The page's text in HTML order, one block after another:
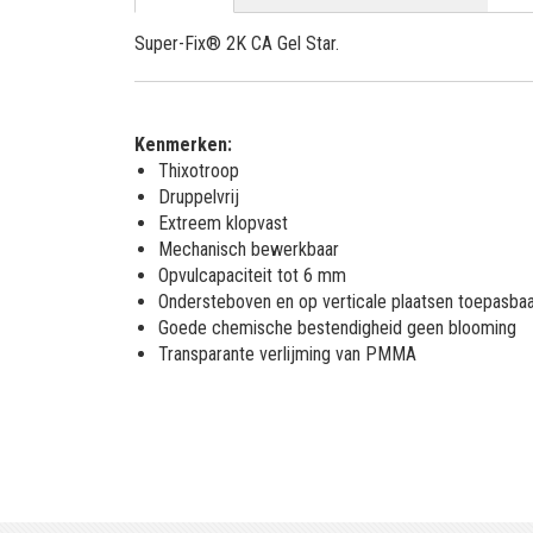
Super-Fix® 2K CA Gel Star.
Kenmerken:
Thixotroop
Druppelvrij
Extreem klopvast
Mechanisch bewerkbaar
Opvulcapaciteit tot 6 mm
Ondersteboven en op verticale plaatsen
Goede chemische bestendigheid geen blooming
Transparante verlijming van PMMA